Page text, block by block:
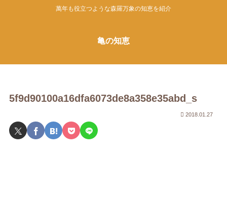
萬年も役立つような森羅万象の知恵を紹介
亀の知恵
5f9d90100a16dfa6073de8a358e35abd_s
2018.01.27